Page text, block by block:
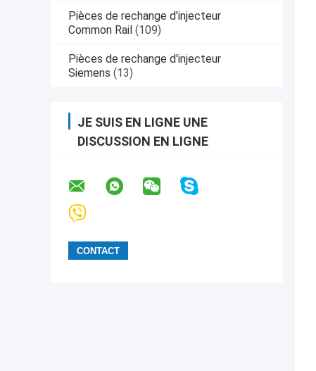
Pièces de rechange d'injecteur
Common Rail (109)
Pièces de rechange d'injecteur
Siemens (13)
JE SUIS EN LIGNE UNE
DISCUSSION EN LIGNE